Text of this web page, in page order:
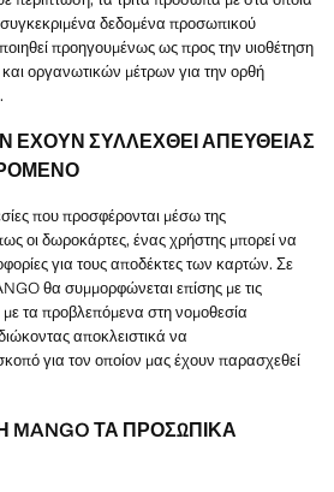
συγκεκριμένα δεδομένα προσωπικού
προηγουμένως ως προς την υιοθέτηση
οργανωτικών μέτρων για την ορθή
ΕΧΟΥΝ ΣΥΛΛΕΧΘΕΙ ΑΠΕΥΘΕΙΑΣ
που προσφέρονται μέσω της
οι δωροκάρτες, ένας χρήστης μπορεί να
για τους αποδέκτες των καρτών. Σε
θα συμμορφώνεται επίσης με τις
τα προβλεπόμενα στη νομοθεσία
αποκλειστικά να
για τον οποίον μας έχουν παρασχεθεί
MANGO ΤΑ ΠΡΟΣΩΠΙΚΑ